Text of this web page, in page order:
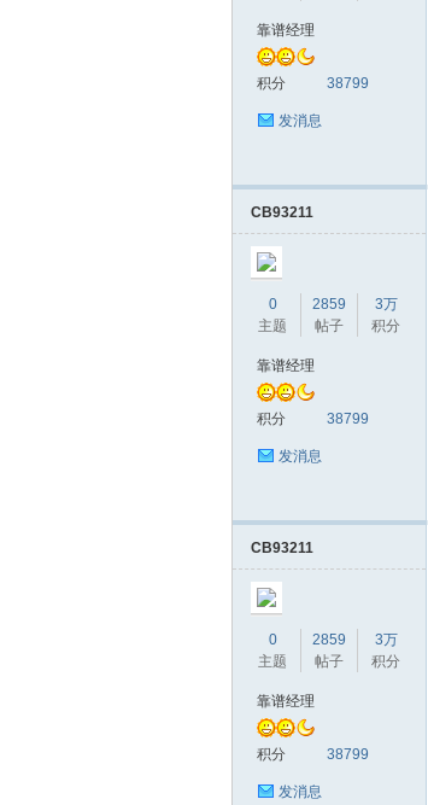
圳
靠谱经理
积分 38799
发消息
CB93211
0
主题
2859
帖子
3万
积分
靠谱经理
积分 38799
发消息
CB93211
0
主题
2859
帖子
3万
积分
靠谱经理
积分 38799
发消息